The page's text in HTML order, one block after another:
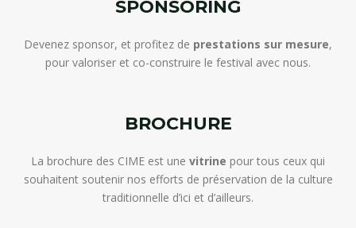
SPONSORING
Devenez sponsor, et profitez de prestations sur mesure,
pour valoriser et co-construire le festival avec nous.
BROCHURE
La brochure des CIME est une vitrine pour tous ceux qui
souhaitent soutenir nos efforts de préservation de la culture
traditionnelle d’ici et d’ailleurs.